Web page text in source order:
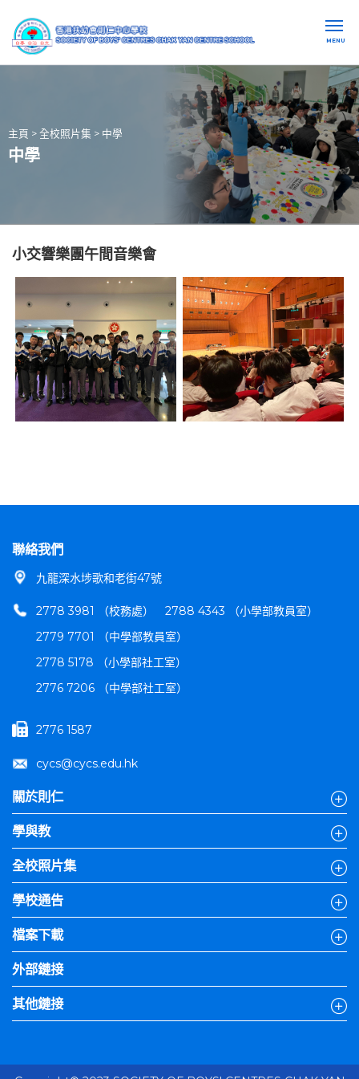
MENU
主頁 > 全校照片集 > 中學
中學
小交響樂團午間音樂會
聯絡我們
九龍深水埗歌和老街47號
2778 3981 （校務處）
2788 4343 （小學部教員室）
2779 7701 （中學部教員室）
2778 5178 （小學部社工室）
2776 7206 （中學部社工室）
2776 1587
cycs@cycs.edu.hk
關於則仁
學與教
全校照片集
學校通告
檔案下載
外部鏈接
其他鏈接